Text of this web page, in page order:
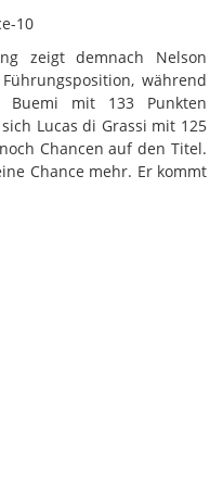
zeigt demnach Nelson
während
Buemi mit 133 Punkten
Lucas di Grassi mit 125
Chancen auf den Titel.
Chance mehr. Er kommt